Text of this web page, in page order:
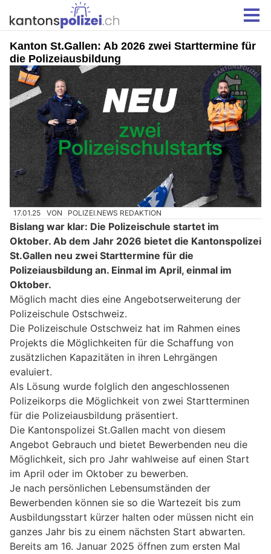
Kanton St.Gallen: Ab 2026 zwei Starttermine für
die Polizeiausbildung
17.01.25 VON POLIZEI.NEWS REDAKTION
Bislang war klar: Die Polizeischule startet im
Oktober. Ab dem Jahr 2026 bietet die Kantonspolizei
St.Gallen neu zwei Starttermine für die
Polizeiausbildung an. Einmal im April, einmal im
Oktober.
Möglich macht dies eine Angebotserweiterung der
Polizeischule Ostschweiz.
Die Polizeischule Ostschweiz hat im Rahmen eines
Projekts die Möglichkeiten für die Schaffung von
zusätzlichen Kapazitäten in ihren Lehrgängen
evaluiert.
Als Lösung wurde folglich den angeschlossenen
Polizeikorps die Möglichkeit von zwei Startterminen
für die Polizeiausbildung präsentiert.
Die Kantonspolizei St.Gallen macht von diesem
Angebot Gebrauch und bietet Bewerbenden neu die
Möglichkeit, sich pro Jahr wahlweise auf einen Start
im April oder im Oktober zu bewerben.
Je nach persönlichen Lebensumständen der
Bewerbenden können sie so die Wartezeit bis zum
Ausbildungsstart kürzer halten oder müssen nicht ein
ganzes Jahr bis zu einem nächsten Start abwarten.
Bereits am 16. Januar 2025 öffnen zum ersten Mal